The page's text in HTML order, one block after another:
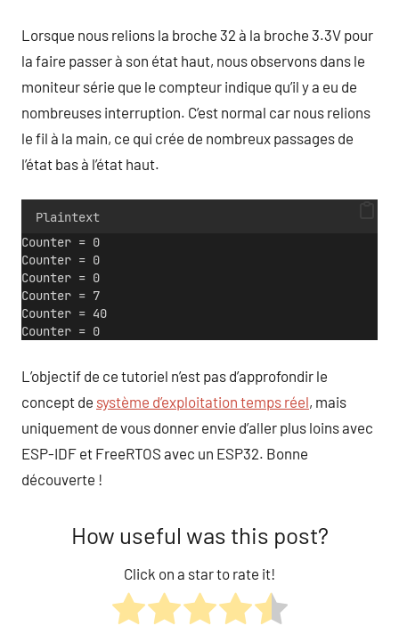
Lorsque nous relions la broche 32 à la broche 3.3V pour
la faire passer à son état haut, nous observons dans le
moniteur série que le compteur indique qu’il y a eu de
nombreuses interruption. C’est normal car nous relions
le fil à la main, ce qui crée de nombreux passages de
l’état bas à l’état haut.
Plaintext
Counter = 0
Counter = 0
Counter = 0
Counter = 7
Counter = 40
Counter = 0
L’objectif de ce tutoriel n’est pas d’approfondir le
concept de système d’exploitation temps réel, mais
uniquement de vous donner envie d’aller plus loins avec
ESP-IDF et FreeRTOS avec un ESP32. Bonne
découverte !
How useful was this post?
Click on a star to rate it!